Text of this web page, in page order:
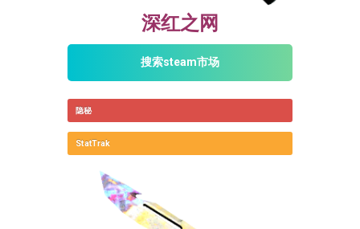
深红之网
搜索steam市场
隐秘
StatTrak